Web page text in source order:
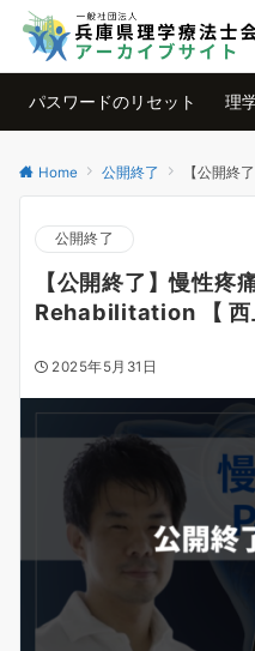
パスワードのリセット 理
Home 公開終了 【公開終了】
公開終了
【公開終了】慢性
Rehabilitation 【 西
2025年5月31日